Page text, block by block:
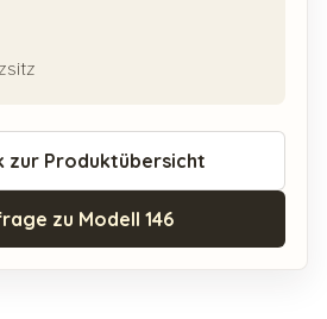
zur Produktübersicht
zu Modell 146